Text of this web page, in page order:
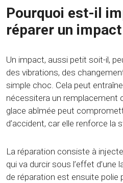
Pourquoi est-il
réparer un impact
Un impact, aussi petit soit-il,
des vibrations, des
simple choc. Cela peut
nécessitera un remplacement
glace abîmée peut
d’accident, car elle renforce la
La réparation consiste à
qui va durcir sous l’effet d’une
de réparation est ensuite polie